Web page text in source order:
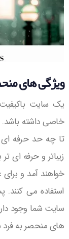
ویژگی های
یک سایت باکیفیت
خاصی داشته
تا چه حد حرفه
زیباتر و حرفه ای
خواهند آمد و
استفاده می
سایت شما وجود
های منحصر به فرد